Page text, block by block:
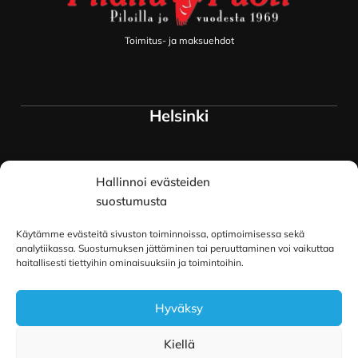
Hallinnoi evästeiden
suostumusta
Käytämme evästeitä sivuston toiminnoissa, optimoimisessa sekä
analytiikassa. Suostumuksen jättäminen tai peruuttaminen voi vaikuttaa
haitallisesti tiettyihin ominaisuuksiin ja toimintoihin.
Hyväksy
Kiellä
Toimitus- ja maksuehdot
Helsinki
Myymälä ja keskusvarasto
Siltavuorenranta 18
00170 Helsinki
Oulu
Kauppurienkatu 34
90100 Oulu